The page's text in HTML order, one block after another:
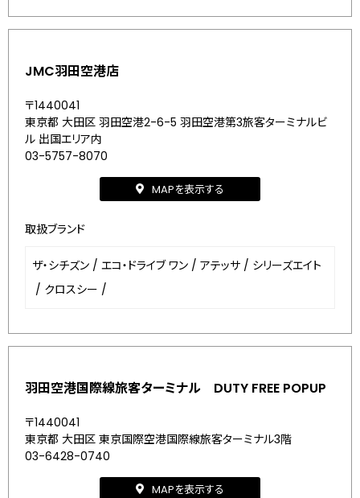
JMC羽田空港店
〒1440041
東京都 大田区 羽田空港2-6-5 羽田空港第3旅客ターミナルビ
ル 出国エリア内
03-5757-8070
MAPを表示する
取扱ブランド
ザ・シチズン / エコ・ドライブ ワン / アテッサ / シリーズエイト
/ クロスシー /
羽田空港国際線旅客ターミナル DUTY FREE POPUP
〒1440041
東京都 大田区 東京国際空港国際線旅客ターミナル3階
03-6428-0740
MAPを表示する